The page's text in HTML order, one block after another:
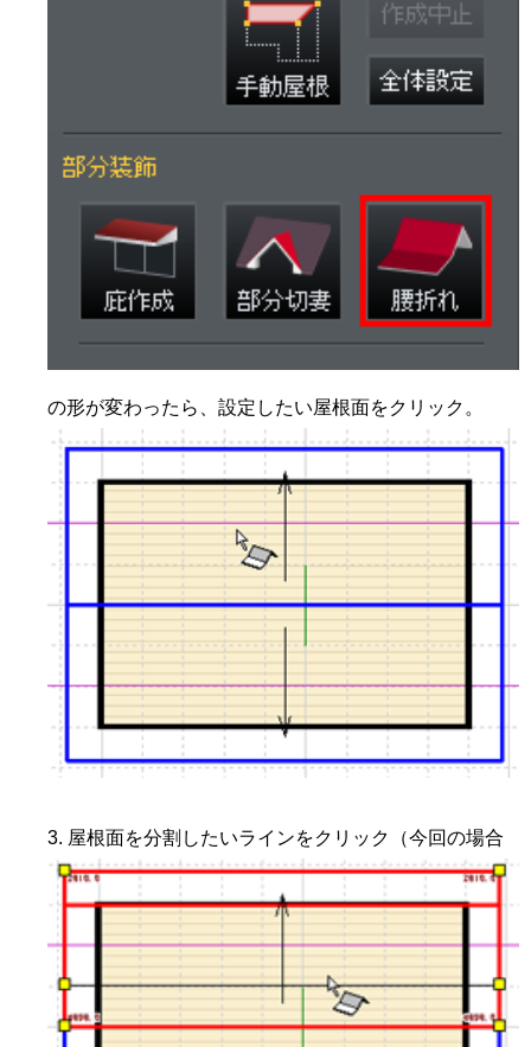
の形が変わったら、設定したい屋根面をクリック。
屋根面を分割したいラインをクリック（今回の場合